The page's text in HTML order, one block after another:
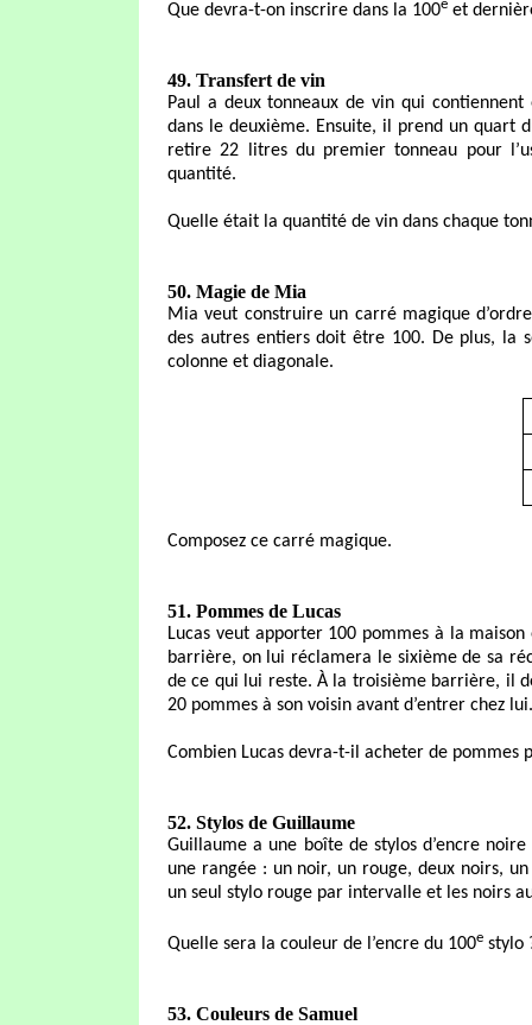
Que devra-t-on inscrire dans la 100e et
49. Transfert de vin
Paul a deux tonneaux de vin qui
dans le deuxième. Ensuite, il prend un quart
retire 22 litres du premier tonneau pour
quantité.
Quelle était la quantité de vin dans chaque
50. Magie de Mia
Mia veut construire un carré magique
des autres entiers doit être 100. De plus, la
colonne et diagonale.
Composez ce carré magique.
51. Pommes de Lucas
Lucas veut apporter 100 pommes à la
barrière, on lui réclamera le sixième de sa
de ce qui lui reste. À la troisième barrière, il
20 pommes à son voisin avant d’entrer chez lui.
Combien Lucas devra-t-il acheter de pommes
52. Stylos de Guillaume
Guillaume a une boîte de stylos d’encre
une rangée : un noir, un rouge, deux noirs,
un seul stylo rouge par intervalle et les noirs
Quelle sera la couleur de l’encre du 100e stylo
53. Couleurs de Samuel